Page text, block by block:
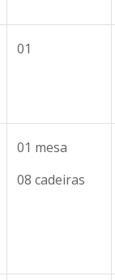
01
01 mesa
08 cadeiras